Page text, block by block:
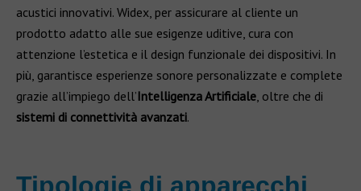
acustici innovativi. Widex, per assicurare al cliente un
prodotto adatto alle sue esigenze uditive, cura con
attenzione l’estetica e il design funzionale dei dispositivi. In
più, garantisce esperienze sonore personalizzate e complete
grazie all’impiego dell’Intelligenza Artificiale, oltre che di
sistemi di connettività avanzati.